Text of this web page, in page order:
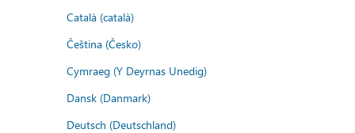
Català (català)
Čeština (Česko)
Cymraeg (Y Deyrnas Unedig)
Dansk (Danmark)
Deutsch (Deutschland)